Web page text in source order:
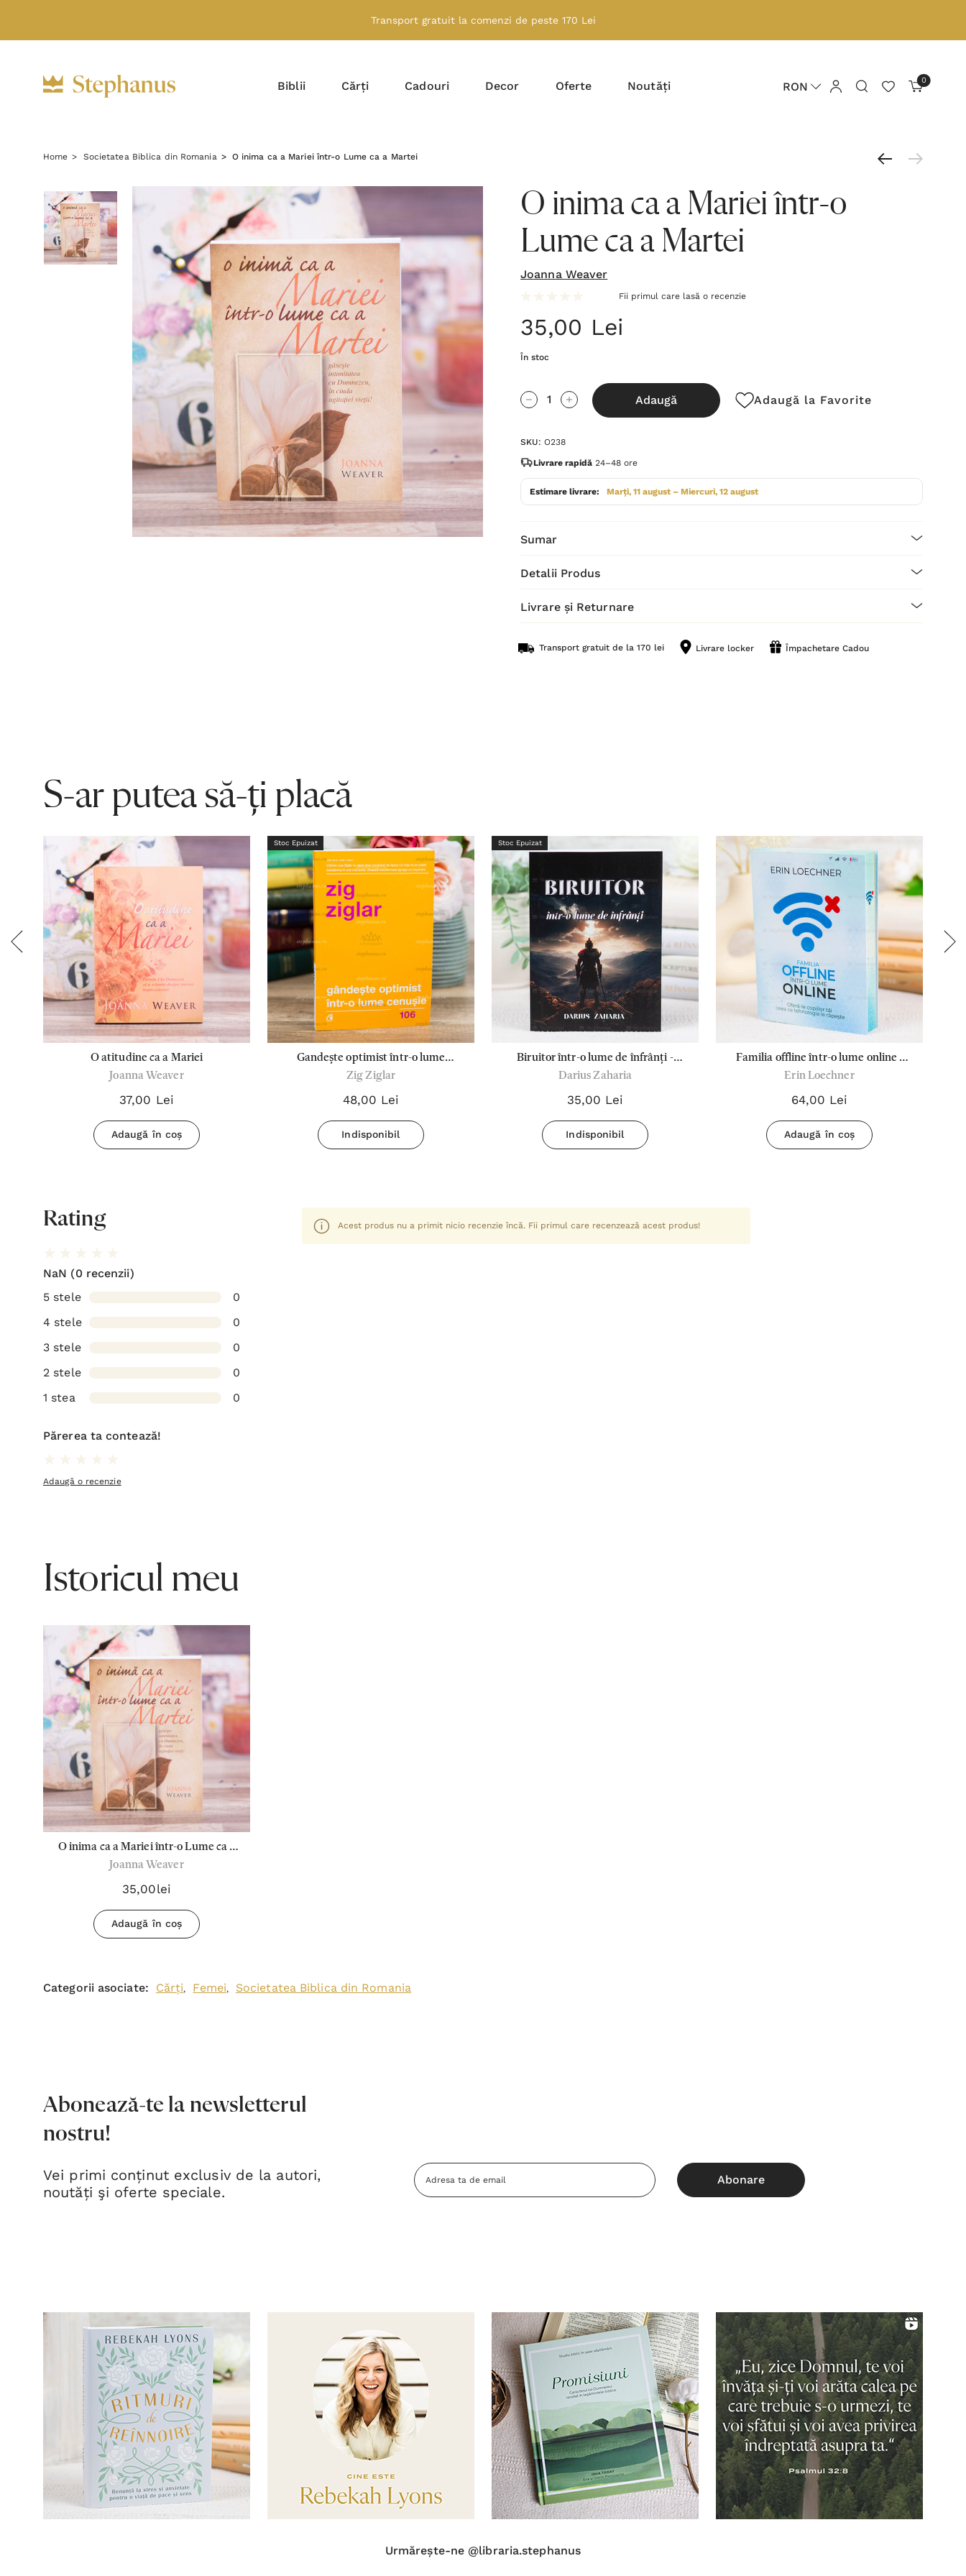
Transport gratuit la comenzi de peste 170 Lei
Biblii Cărți Cadouri Decor Oferte Noutăți RON 0
Home Societatea Biblica din Romania O inima ca a Mariei într-o Lume ca a Martei
O inima ca a Mariei într-o
Lume ca a Martei
Joanna Weaver
Fii primul care lasă o recenzie
35,00 Lei
În stoc
Grăbește-
te!
curent
este:
Cantitate scăzută:Cantitate Crescută:
Adaugă Adaugă la Favorite
SKU: O238
Livrare rapidă 24–48 ore
Estimare livrare: Marți, 11 august – Miercuri, 12 august
Sumar
Detalii Produs
Livrare și Returnare
Transport gratuit de la 170 lei Livrare locker Împachetare Cadou
S-ar putea să-ți placă
O atitudine ca a Mariei
Joanna Weaver
37,00 Lei
Adaugă în coș
Stoc Epuizat
Gandește optimist într-o lume
cenușie
Zig Ziglar
48,00 Lei
Indisponibil
Stoc Epuizat
Biruitor într-o lume de înfrânți -
Darius Zaharia
Darius Zaharia
35,00 Lei
Indisponibil
Familia offline într-o lume online -
Erin Loechner
Erin Loechner
64,00 Lei
Adaugă în coș
Rating
NaN (0 recenzii)
5 stele
0
4 stele
0
3 stele
0
2 stele
0
1 stea
0
Părerea ta contează!
Adaugă o recenzie
Acest produs nu a primit nicio recenzie încă. Fii primul care recenzează acest produs!
Istoricul meu
O inima ca a Mariei într-o Lume ca a
Martei
Joanna Weaver
35,00lei
Adaugă în coș
Categorii asociate: Cărți, Femei, Societatea Biblica din Romania
Abonează-te la newsletterul
nostru!
Vei primi conținut exclusiv de la autori,
noutăți şi oferte speciale.
Adresa
Email
Urmărește-ne @libraria.stephanus